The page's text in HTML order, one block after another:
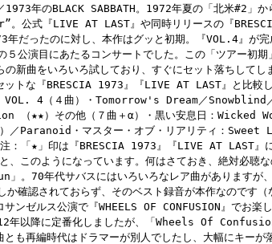
年のBLACK SABBATH。1972年夏の「北米#2」
。公式『LIVE AT LAST』や同時リリースの『
年だったのに対し、本作はグッと初期。『VOL.4』が完
５公演目にあたるコンサートでした。この「ツアー初期
新曲をいろいろ試しており、すぐにセット落ちしてし
ットな『BRESCIA 1973』『LIVE AT LAST』と比較
。VOL. 4（４曲）・Tomorrow's Dream／
（★★）その他（７曲＋α）・黒い安息日：Wicked
Paranoid・マスター・オブ・リアリティ：Sweet
★」印は『BRESCIA 1973』『LIVE AT LAST』に
、このようになっています。何はさておき、絶対必聴
70年代サバスにはいろいろなレア曲がありますが
か確認されておらず、そのベスト録音が本作なのです（
ンゼルス公演で『WHEELS OF CONFUSION』でお楽
年以降に定番化しましたが、「Wheels Of
も再編時代はドラマーが別人でしたし、大幅にキーが